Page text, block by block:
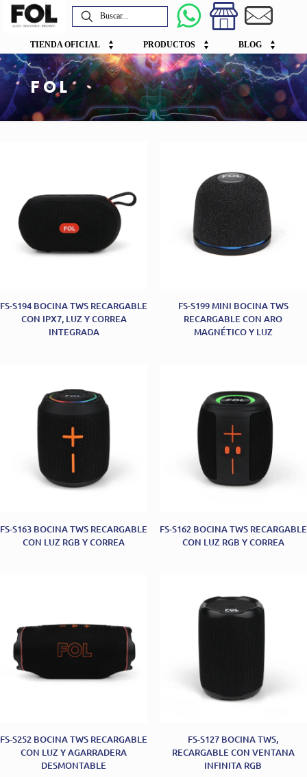
TIENDA OFICIAL PRODUCTOS BLOG
FOL
FS-S194 BOCINA TWS RECARGABLE
CON IPX7, LUZ Y CORREA
INTEGRADA
FS-S199 MINI BOCINA TWS
RECARGABLE CON ARO
MAGNÉTICO Y LUZ
FS-S163 BOCINA TWS RECARGABLE
CON LUZ RGB Y CORREA
FS-S162 BOCINA TWS RECARGABLE
CON LUZ RGB Y CORREA
FS-S252 BOCINA TWS RECARGABLE
CON LUZ Y AGARRADERA
DESMONTABLE
FS-S127 BOCINA TWS,
RECARGABLE CON VENTANA
INFINITA RGB